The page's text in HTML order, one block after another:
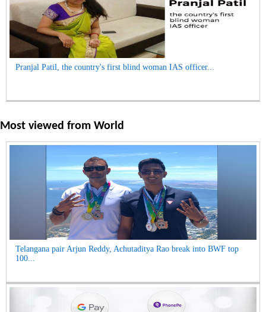
Pranjal Patil, the country's first blind woman IAS officer...
Most viewed from World
Telangana pair Arjun Reddy, Achutaditya Rao break into BWF top
100...